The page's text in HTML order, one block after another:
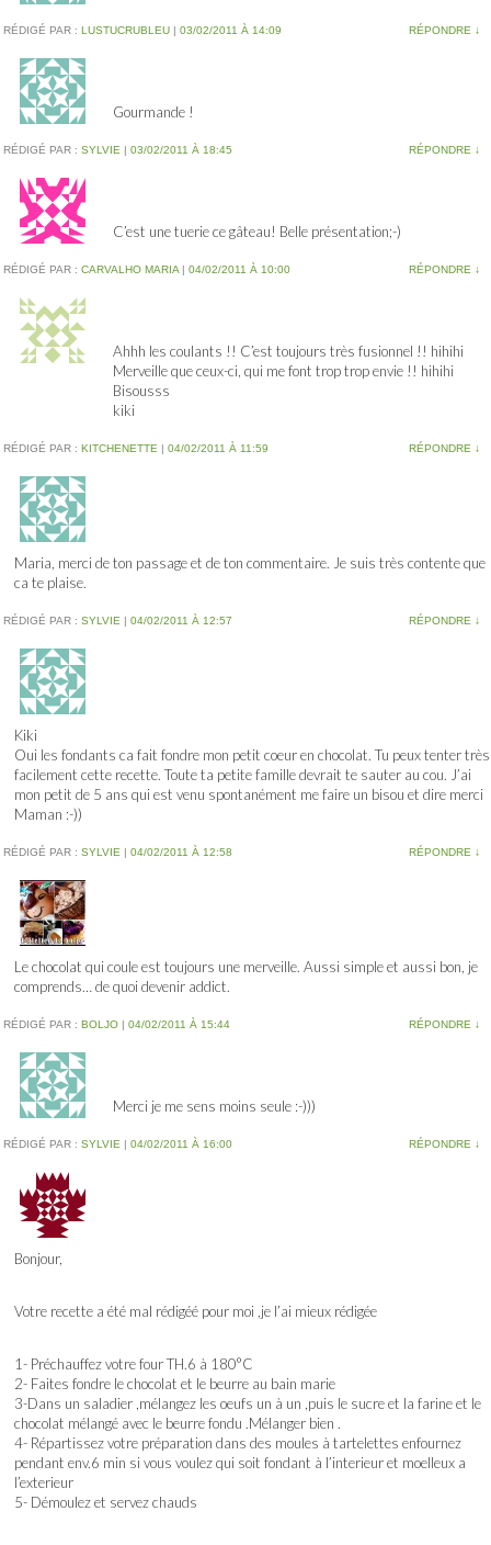
RÉDIGÉ PAR : LUSTUCRUBLEU | 03/02/2011 À 14:09 RÉPONDRE ↓
Gourmande !
RÉDIGÉ PAR : SYLVIE | 03/02/2011 À 18:45 RÉPONDRE ↓
C’est une tuerie ce gâteau! Belle présentation;-)
RÉDIGÉ PAR : CARVALHO MARIA | 04/02/2011 À 10:00 RÉPONDRE ↓
Ahhh les coulants !! C’est toujours très fusionnel !! hihihi
Merveille que ceux-ci, qui me font trop trop envie !! hihihi
Bisousss
kiki
RÉDIGÉ PAR : KITCHENETTE | 04/02/2011 À 11:59 RÉPONDRE ↓
Maria, merci de ton passage et de ton commentaire. Je suis très contente que
ca te plaise.
RÉDIGÉ PAR : SYLVIE | 04/02/2011 À 12:57 RÉPONDRE ↓
Kiki
Oui les fondants ca fait fondre mon petit coeur en chocolat. Tu peux tenter très
facilement cette recette. Toute ta petite famille devrait te sauter au cou. J’ai
mon petit de 5 ans qui est venu spontanément me faire un bisou et dire merci
Maman :-))
RÉDIGÉ PAR : SYLVIE | 04/02/2011 À 12:58 RÉPONDRE ↓
Le chocolat qui coule est toujours une merveille. Aussi simple et aussi bon, je
comprends… de quoi devenir addict.
RÉDIGÉ PAR : BOLJO | 04/02/2011 À 15:44 RÉPONDRE ↓
Merci je me sens moins seule :-)))
RÉDIGÉ PAR : SYLVIE | 04/02/2011 À 16:00 RÉPONDRE ↓
Bonjour,
Votre recette a été mal rédigéé pour moi ,je l’ai mieux rédigée
1- Préchauffez votre four TH.6 à 180°C
2- Faites fondre le chocolat et le beurre au bain marie
3-Dans un saladier ,mélangez les oeufs un à un ,puis le sucre et la farine et le
chocolat mélangé avec le beurre fondu .Mélanger bien .
4- Répartissez votre préparation dans des moules à tartelettes enfournez
pendant env.6 min si vous voulez qui soit fondant à l’interieur et moelleux a
l’exterieur
5- Démoulez et servez chauds